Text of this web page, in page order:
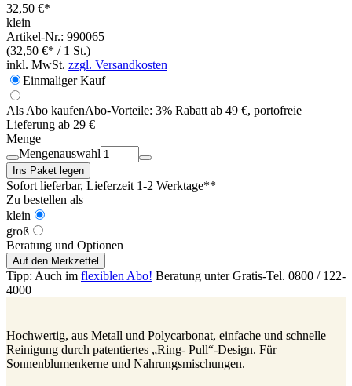
32,50 €*
klein
Artikel-Nr.: 990065
(32,50 €* / 1 St.)
inkl. MwSt. zzgl. Versandkosten
Einmaliger Kauf
Als Abo kaufenAbo-Vorteile: 3% Rabatt ab 49 €, portofreie
Lieferung ab 29 €
Menge
Mengenauswahl
Ins Paket legen
Sofort lieferbar, Lieferzeit 1-2 Werktage**
Zu bestellen als
klein
groß
Beratung und Optionen
Auf den Merkzettel
Tipp: Auch im flexiblen Abo! Beratung unter Gratis-Tel. 0800 / 122-
4000
Hochwertig, aus Metall und Polycarbonat, einfache und schnelle
Reinigung durch patentiertes „Ring- Pull“-Design. Für
Sonnenblumenkerne und Nahrungsmischungen.